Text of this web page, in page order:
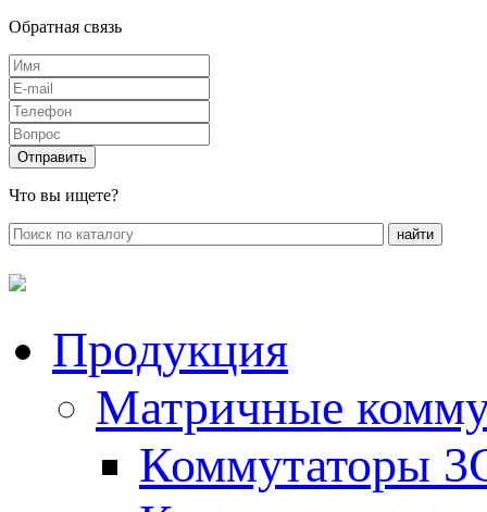
Обратная связь
Что вы ищете?
Продукция
Матричные
Коммутаторы